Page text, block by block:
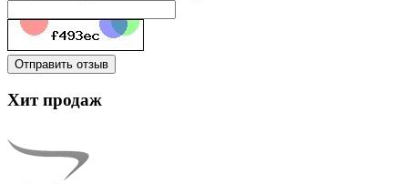
Отправить отзыв
Хит продаж